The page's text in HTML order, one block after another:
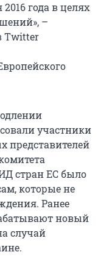
года в целях
–
Twitter
участники
представителей
стран ЕС было
которые не
Ранее
новый
случай